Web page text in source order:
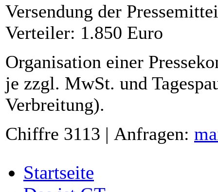
Versendung der
Verteiler: 1.850 Euro
Organisation einer
je zzgl. MwSt. und
Verbreitung).
Chiffre 3113 | Anfragen:
Startseite